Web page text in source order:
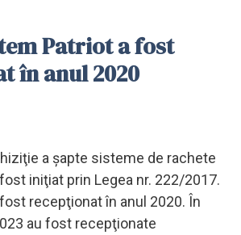
Patriot a fost
în anul 2020
a şapte sisteme de rachete
iniţiat prin Legea nr. 222/2017.
recepţionat în anul 2020. În
au fost recepţionate